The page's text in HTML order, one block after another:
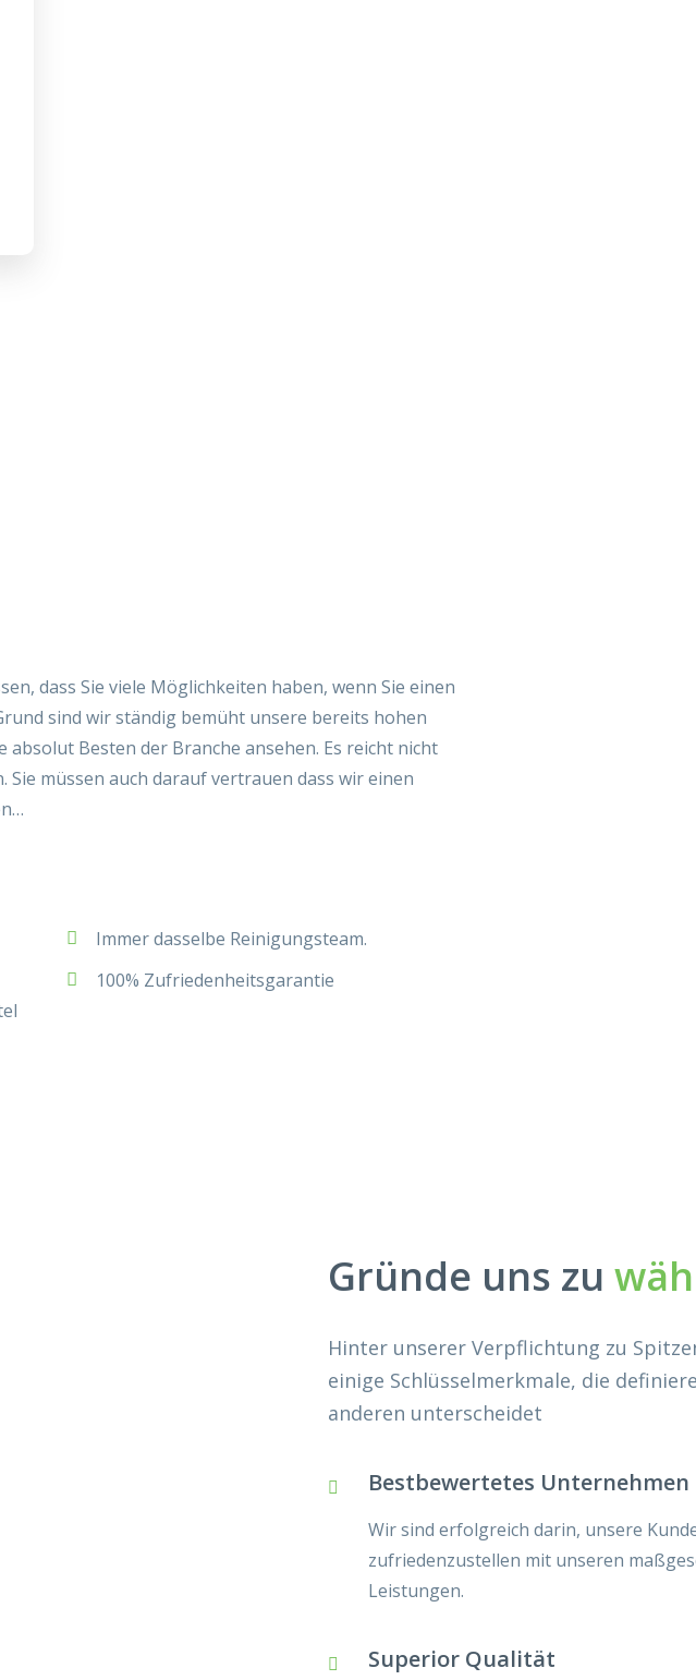
dass Sie viele Möglichkeiten haben, wenn Sie einen
sind wir ständig bemüht unsere bereits hohen
absolut Besten der Branche ansehen. Es reicht nicht
müssen auch darauf vertrauen dass wir einen
Immer dasselbe Reinigungsteam.
100% Zufriedenheitsgarantie
Gründe uns zu
Hinter unserer Verpflichtung zu
einige Schlüsselmerkmale, die
anderen unterscheidet
Bestbewertetes Unternehmen
Wir sind erfolgreich darin, unsere
zufriedenzustellen mit unseren
Leistungen.
Superior Qualität